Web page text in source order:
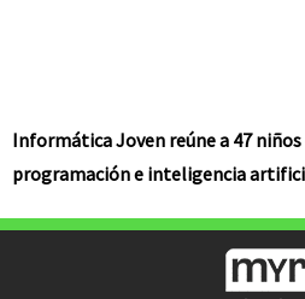
Informática Joven reúne a 47
programación e inteligencia